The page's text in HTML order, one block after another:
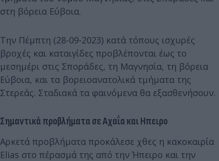
στη βόρεια Εύβοια.
Την Πέμπτη (28-09-2023) κατά τόπους ισχυρές
βροχές και καταιγίδες προβλέπονται έως το
μεσημέρι στις Σποράδες, τη Μαγνησία, τη βόρεια
Εύβοια, και τα βορειοανατολικά τμήματα της
Στερεάς. Σταδιακά τα φαινόμενα θα εξασθενήσουν.
Σημαντικά προβλήματα σε Αχαΐα και Ηπειρο
Αρκετά προβλήματα προκάλεσε χθες η κακοκαιρία
Elias στο πέρασμά της από την Ήπειρο και την